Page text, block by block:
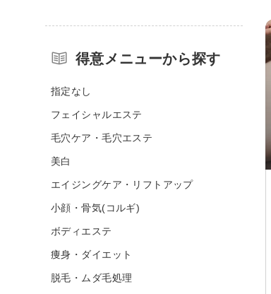
得意メニューから探す
指定なし
フェイシャルエステ
毛穴ケア・毛穴エステ
美白
エイジングケア・リフトアップ
小顔・骨気(コルギ)
ボディエステ
痩身・ダイエット
脱毛・ムダ毛処理